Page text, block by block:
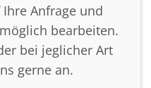
Anfrage und
bearbeiten.
bei jeglicher Art
gerne an.